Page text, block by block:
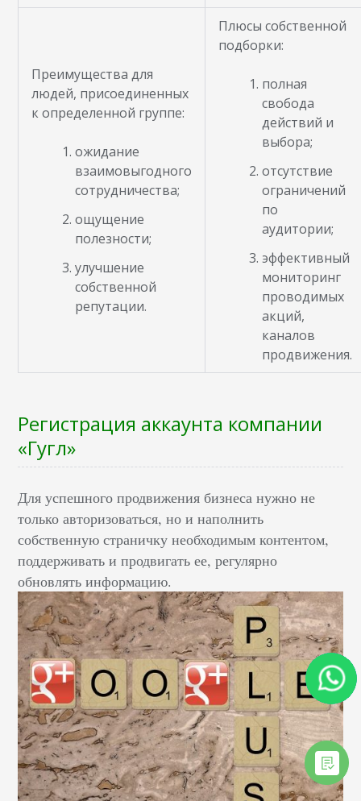
Преимущества для
людей, присоединенных
к определенной группе:
ожидание
взаимовыгодного
сотрудничества;
ощущение
полезности;
улучшение
собственной
репутации.
Плюсы собственной
подборки:
полная
свобода
действий и
выбора;
отсутствие
ограничений
по
аудитории;
эффективный
мониторинг
проводимых
акций,
каналов
продвижения.
Регистрация аккаунта компании
«Гугл»
Для успешного продвижения бизнеса нужно не
только авторизоваться, но и наполнить
собственную страничку необходимым контентом,
поддерживать и продвигать ее, регулярно
обновлять информацию.